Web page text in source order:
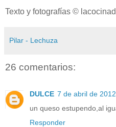
Texto y fotografías ©
Pilar - Lechuza
26 comentarios:
DULCE 7 de abril de
un queso estupendo,al
Responder